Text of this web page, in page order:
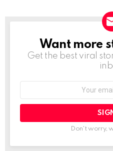
NEWSLETTER
Want more
Get the best viral
Don't worry,